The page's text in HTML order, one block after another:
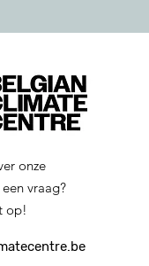
onze
vraag?
op!